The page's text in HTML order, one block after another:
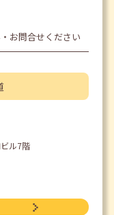
お問合せください
ル7階